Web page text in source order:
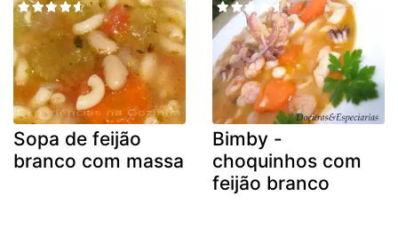
Sopa de feijão
branco com massa
Bimby -
choquinhos com
feijão branco